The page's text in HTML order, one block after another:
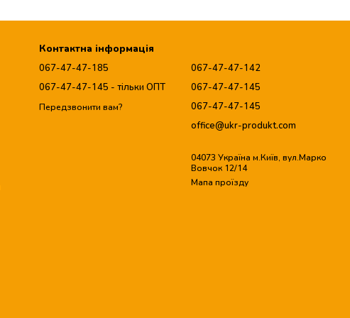
Контактна інформація
067-47-47-185
067-47-47-145 - тільки ОПТ
Передзвонити вам?
067-47-47-142
067-47-47-145
067-47-47-145
office@ukr-produkt.com
04073 Україна м.Київ, вул.Марко
Вовчок 12/14
Мапа проїзду